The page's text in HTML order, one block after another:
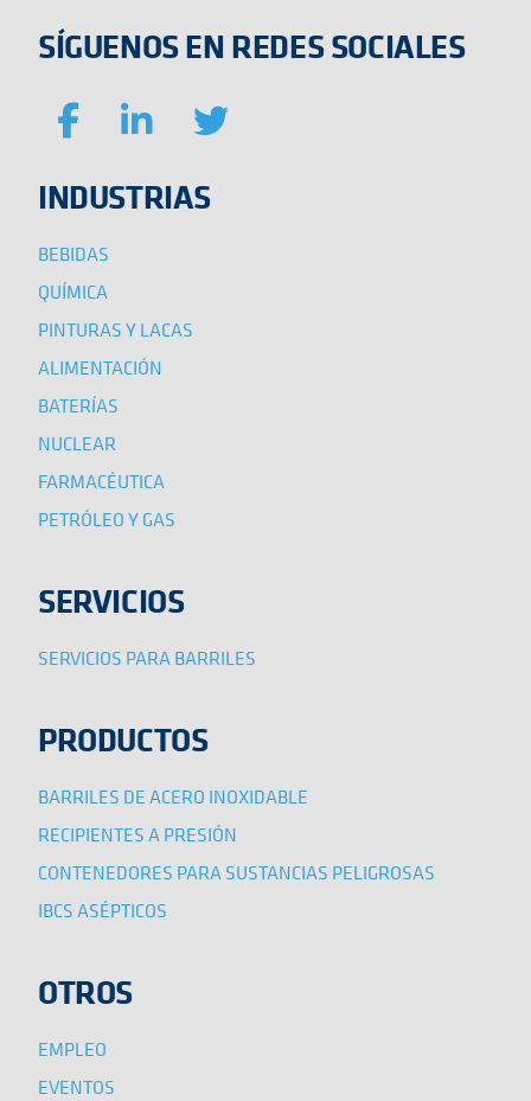
SÍGUENOS EN REDES SOCIALES
INDUSTRIAS
BEBIDAS
QUÍMICA
PINTURAS Y LACAS
ALIMENTACIÓN
BATERÍAS
NUCLEAR
FARMACÉUTICA
PETRÓLEO Y GAS
SERVICIOS
SERVICIOS PARA BARRILES
PRODUCTOS
BARRILES DE ACERO INOXIDABLE
RECIPIENTES A PRESIÓN
CONTENEDORES PARA SUSTANCIAS PELIGROSAS
IBCS ASÉPTICOS
OTROS
EMPLEO
EVENTOS